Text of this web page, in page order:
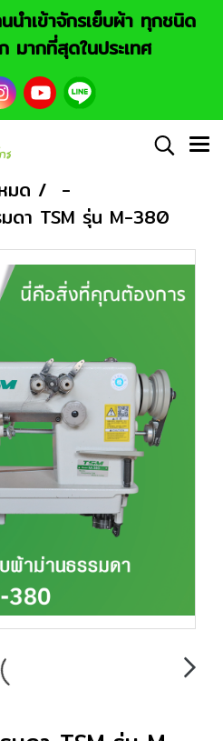
ำเข้าจักรเย็บผ้า ทุกชนิด
มากที่สุดในประเทศ
มด
-
มดา TSM รุ่น M-380